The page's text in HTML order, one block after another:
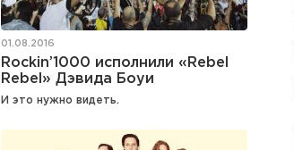
01.08.2016
Rockin’1000 исполнили «Rebel
Rebel» Дэвида Боуи
И это нужно видеть.